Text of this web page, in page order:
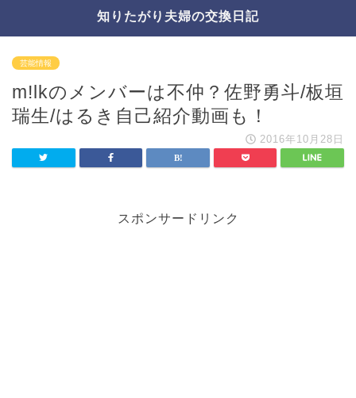
知りたがり夫婦の交換日記
芸能情報
m!lkのメンバーは不仲？佐野勇斗/板垣
瑞生/はるき自己紹介動画も！
2016年10月28日
スポンサードリンク